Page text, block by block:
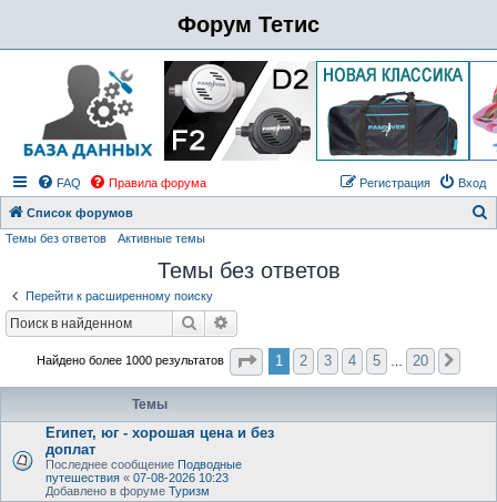
Форум Тетис
FAQ Правила форума Вход
Регистрация
Список форумов
Темы без ответов Активные темы
Темы без ответов
Перейти к расширенному поиску
Поиск
Найдено более 1000 результатов Страница1 из
1 2 3 4 5 20
Темы
Египет, юг - хорошая цена и без
доплат
Последнее сообщение Подводные
путешествия « 07-08-2026 10:23
Добавлено в форуме Туризм